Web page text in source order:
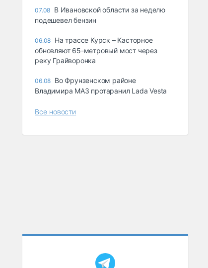
07.08 В Ивановской области за неделю
подешевел бензин
06.08 На трассе Курск – Касторное
обновляют 65-метровый мост через
реку Грайворонка
06.08 Во Фрунзенском районе
Владимира МАЗ протаранил Lada Vesta
Все новости